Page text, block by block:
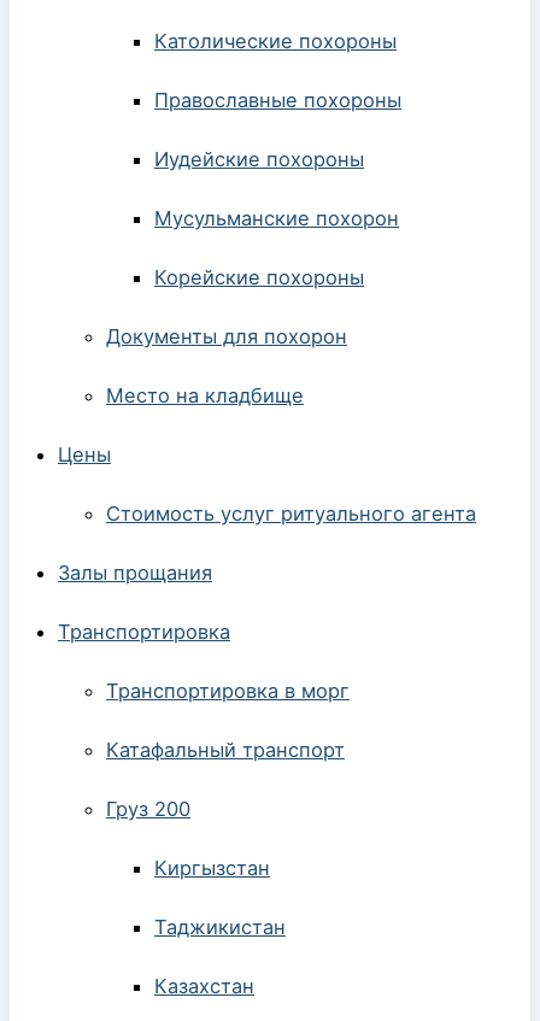
Католические похороны
Православные похороны
Иудейские похороны
Мусульманские похорон
Корейские похороны
Документы для похорон
Место на кладбище
Цены
Стоимость услуг ритуального агента
Залы прощания
Транспортировка
Транспортировка в морг
Катафальный транспорт
Груз 200
Киргызстан
Таджикистан
Казахстан